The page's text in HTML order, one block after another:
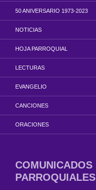
50 ANIVERSARIO 1973-2023
NOTICIAS
HOJA PARROQUIAL
LECTURAS
EVANGELIO
CANCIONES
ORACIONES
COMUNICADOS
PARROQUIALES